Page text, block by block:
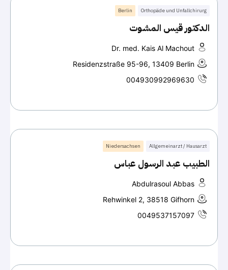
Orthopäde und Unfallchirurg
Berlin
الدكتور قيس المشوت
Dr. med. Kais Al Machout
Residenzstraße 95-96, 13409 Berlin
004930992969630
Allgemeinarzt / Hausarzt
Niedersachsen
الطبيب عبد الرسول عباس
Abdulrasoul Abbas
Rehwinkel 2, 38518 Gifhorn
0049537157097